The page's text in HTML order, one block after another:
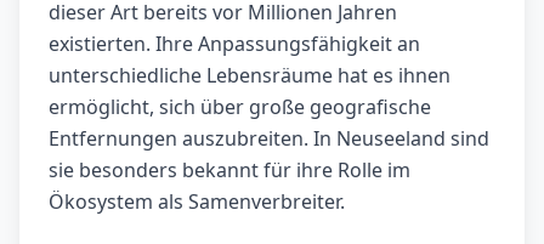
dieser Art bereits vor Millionen Jahren
existierten. Ihre Anpassungsfähigkeit an
unterschiedliche Lebensräume hat es ihnen
ermöglicht, sich über große geografische
Entfernungen auszubreiten. In Neuseeland sind
sie besonders bekannt für ihre Rolle im
Ökosystem als Samenverbreiter.